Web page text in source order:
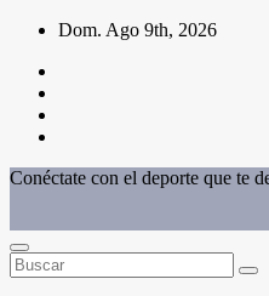
Saltar
contenido
Dom. Ago 9th, 2026
Conéctate con el deporte que te